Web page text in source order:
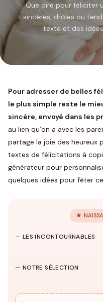
Que dire pour féliciter
sincères, drôles ou
texte et des
Pour adresser de belles
le plus simple reste le
sincère, envoyé dans les
au lien qu’on a avec les
partage la joie des heureux
textes de félicitations à
générateur pour
quelques idées pour fêter
★
— LES INCONTOURNABLES
229 modèles→
— NOTRE SÉLECTION
Body Naissance